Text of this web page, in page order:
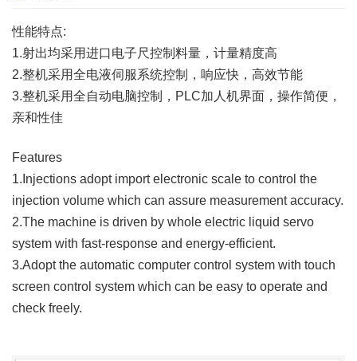
性能特点:
1.射出均采用进口电子尺控制料量，计量精度高
2.整机采用全电液伺服系统控制，响应快，高效节能
3.整机采用全自动电脑控制，PLC加人机界面，操作简便，
亲和性佳
Features
1.Injections adopt import electronic scale to control the
injection volume which can assure measurement accuracy.
2.The machine is driven by whole electric liquid servo
system with fast-response and energy-efficient.
3.Adopt the automatic computer control system with touch
screen control system which can be easy to operate and
check freely.